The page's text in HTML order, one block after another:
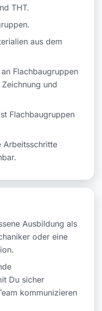
THT.
aus dem
Flachbaugruppen
und
Flachbaugruppen
Arbeitsschritte
Ausbildung als
oder eine
Du sicher
kommunizieren